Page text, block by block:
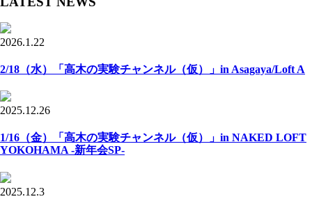
2026.1.22
2/18（水）「高木の実験チャンネル（仮）」in Asagaya/Loft A
2025.12.26
1/16（金）「高木の実験チャンネル（仮）」in NAKED LOFT
YOKOHAMA -新年会SP-
2025.12.3